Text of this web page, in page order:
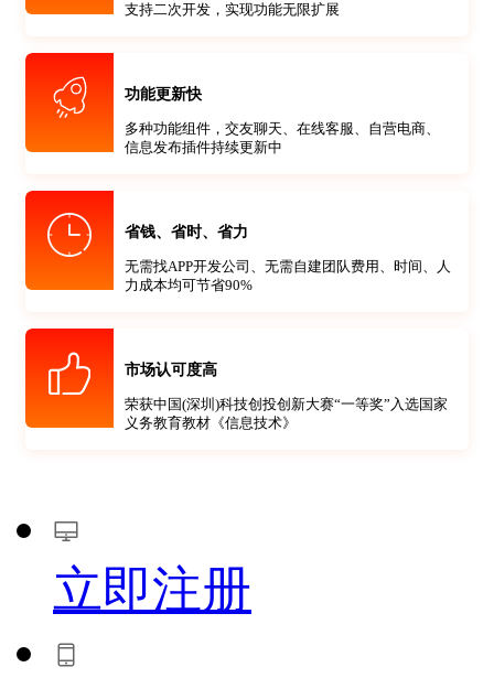
支持二次开发，实现功能无限扩展
功能更新快
多种功能组件，交友聊天、在线客服、自营电商、
信息发布插件持续更新中
省钱、省时、省力
无需找APP开发公司、无需自建团队费用、时间、人
力成本均可节省90%
市场认可度高
荣获中国(深圳)科技创投创新大赛“一等奖”入选国家
义务教育教材《信息技术》
立即注册